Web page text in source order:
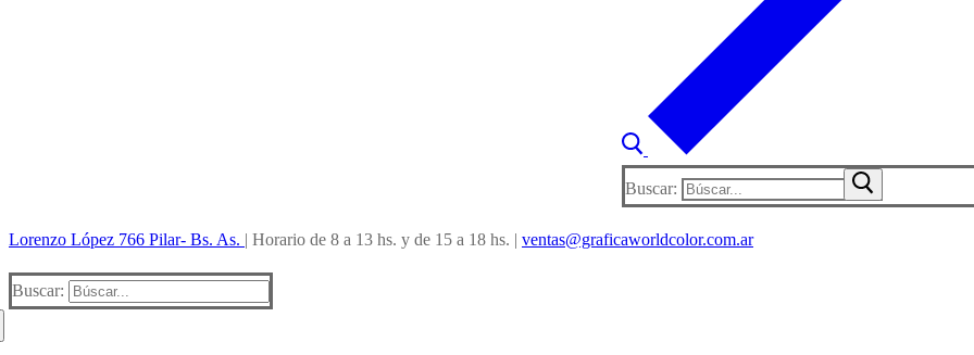
Buscar:
Lorenzo López 766 Pilar- Bs. As. | Horario de 8 a 13 hs. y de 15 a 18 hs. | ventas@graficaworldcolor.com.ar
Buscar: